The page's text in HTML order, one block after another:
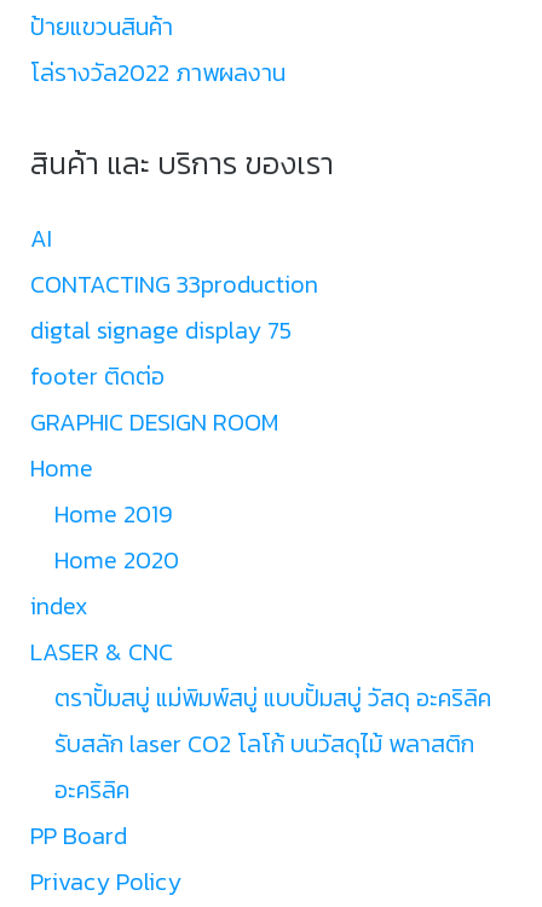
ป้ายแขวนสินค้า
โล่รางวัล2022 ภาพผลงาน
สินค้า และ บริการ ของเรา
AI
CONTACTING 33production
digtal signage display 75
footer ติดต่อ
GRAPHIC DESIGN ROOM
Home
Home 2019
Home 2020
index
LASER & CNC
ตราปั้มสบู่ แม่พิมพ์สบู่ แบบปั้มสบู่ วัสดุ อะคริลิค
รับสลัก laser CO2 โลโก้ บนวัสดุไม้ พลาสติก
อะคริลิค
PP Board
Privacy Policy